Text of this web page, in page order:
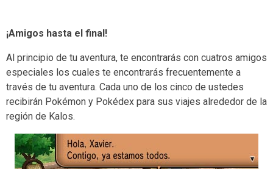
¡Amigos hasta el final!
Al principio de tu aventura, te encontrarás con cuatros amigos
especiales los cuales te encontrarás frecuentemente a
través de tu aventura. Cada uno de los cinco de ustedes
recibirán Pokémon y Pokédex para sus viajes alrededor de la
región de Kalos.